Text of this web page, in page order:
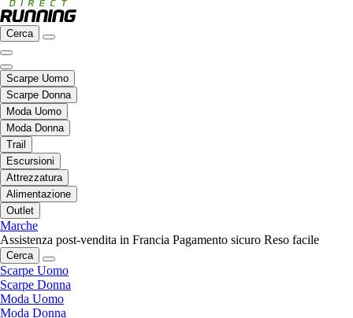
Cerca
Scarpe Uomo
Scarpe Donna
Moda Uomo
Moda Donna
Trail
Escursioni
Attrezzatura
Alimentazione
Outlet
Marche
Assistenza post-vendita in Francia Pagamento sicuro Reso facile
Cerca
Scarpe Uomo
Scarpe Donna
Moda Uomo
Moda Donna